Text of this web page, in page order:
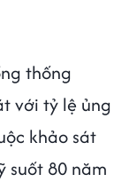
thống
với tỷ lệ ủng
khảo sát
suốt 80 năm